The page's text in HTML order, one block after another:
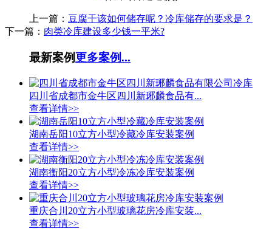
上一篇： 豆腐干该如何储存呢？冷库储存的要求是？
下一篇： 肉类冷库建设多少钱一平米?
最新案例更多案例...
四川省成都市金牛区四川新琊麟食品有...
查看详情>>
湖南岳阳10立方小型冷藏冷库安装案例
查看详情>>
湖南衡阳20立方小型冷冻冷库安装案例
查看详情>>
重庆合川20立方小型玻璃花房冷库安装...
查看详情>>